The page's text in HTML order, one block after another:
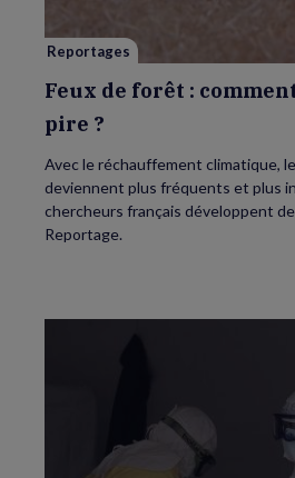
Reportages
Feux de forêt :
pire ?
Avec le réchauffement climatique,
deviennent plus fréquents et plus
chercheurs français développent
Reportage.